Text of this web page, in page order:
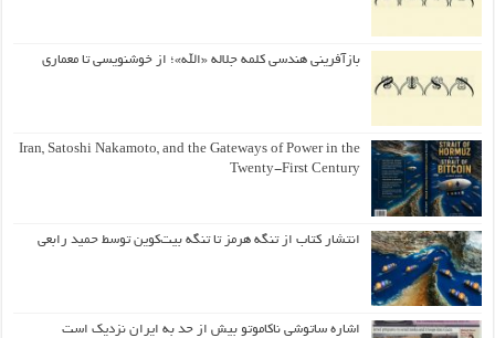
بازآفرینی هندسی کلمه جلاله «الله»؛ از خوشنویسی تا معماری
Iran, Satoshi Nakamoto, and the Gateways of Power in the
Twenty-First Century
انتشار کتاب از تنگه هرمز تا تنگه بیت‌کوین توسط حمید رابعی
اشاره ساتوشی ناکاموتو بیش از حد به ایران نزدیک است